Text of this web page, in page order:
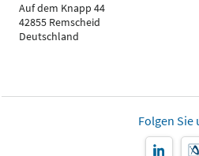
Auf dem Knapp 44
42855 Remscheid
Deutschland
Folgen Sie